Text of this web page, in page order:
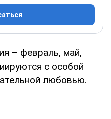
– февраль, май,
с особой
любовью.